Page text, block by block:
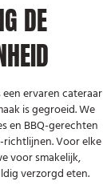
DE
een ervaren cateraar
is gegroeid. We
en BBQ-gerechten
richtlijnen. Voor elke
voor smakelijk,
verzorgd eten.